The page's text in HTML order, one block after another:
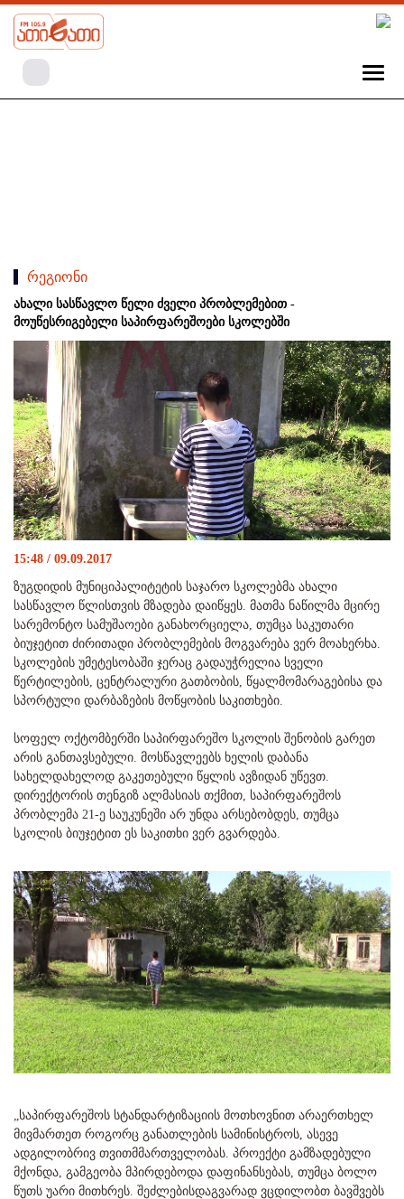
რეგიონი
ახალი სასწავლო წელი ძველი პრობლემებით -
მოუწესრიგებელი საპირფარეშოები სკოლებში
15:48 / 09.09.2017
ზუგდიდის მუნიციპალიტეტის საჯარო სკოლებმა ახალი
სასწავლო წლისთვის მზადება დაიწყეს. მათმა ნაწილმა მცირე
სარემონტო სამუშაოები განახორციელა, თუმცა საკუთარი
ბიუჯეტით ძირითადი პრობლემების მოგვარება ვერ მოახერხა.
სკოლების უმეტესობაში ჯერაც გადაუჭრელია სველი
წერტილების, ცენტრალური გათბობის, წყალმომარაგებისა და
სპორტული დარბაზების მოწყობის საკითხები.
სოფელ ოქტომბერში საპირფარეშო სკოლის შენობის გარეთ
არის განთავსებული. მოსწავლეებს ხელის დაბანა
სახელდახელოდ გაკეთებული წყლის ავზიდან უწევთ.
დირექტორის თენგიზ ალმასიას თქმით, საპირფარეშოს
პრობლემა 21-ე საუკუნეში არ უნდა არსებობდეს, თუმცა
სკოლის ბიუჯეტით ეს საკითხი ვერ გვარდება.
„საპირფარეშოს სტანდარტიზაციის მოთხოვნით არაერთხელ
მივმართეთ როგორც განათლების სამინისტროს, ასევე
ადგილობრივ თვითმმართველობას. პროექტი გამზადებული
მქონდა, გამგეობა მპირდებოდა დაფინანსებას, თუმცა ბოლო
წუთს უარი მითხრეს. შეძლებისდაგვარად ვცდილობთ ბავშვებს